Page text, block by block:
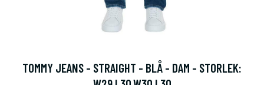
TOMMY JEANS - STRAIGHT - BLÅ - DAM - STORLEK: